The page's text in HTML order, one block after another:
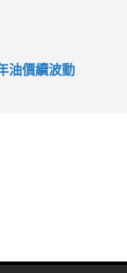
油價續波動
錦標